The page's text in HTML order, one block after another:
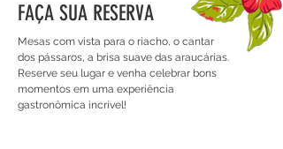
FAÇA SUA RESERVA
Mesas com vista para o riacho, o cantar
dos pássaros, a brisa suave das araucárias.
Reserve seu lugar e venha celebrar bons
momentos em uma experiência
gastronômica incrível!